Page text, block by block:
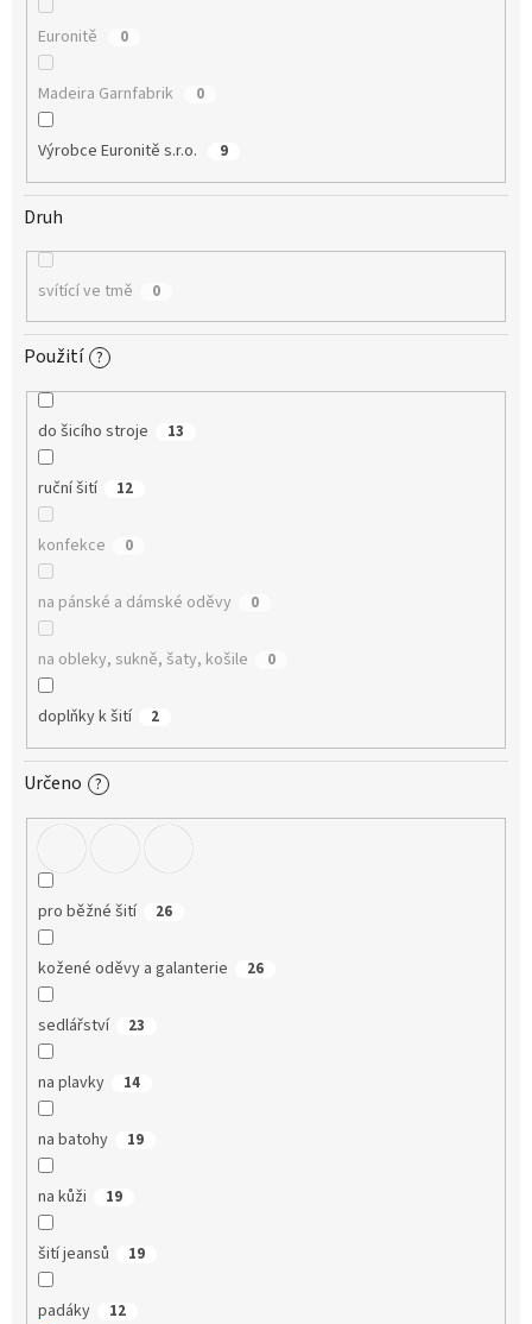
Euronitě 0
Madeira Garnfabrik 0
Výrobce Euronitě s.r.o. 9
Druh
svítící ve tmě 0
Použití ?
do šicího stroje 13
ruční šití 12
konfekce 0
na pánské a dámské oděvy 0
na obleky, sukně, šaty, košile 0
doplňky k šití 2
Určeno ?
pro běžné šití 26
kožené oděvy a galanterie 26
sedlářství 23
na plavky 14
na batohy 19
na kůži 19
šití jeansů 19
padáky 12